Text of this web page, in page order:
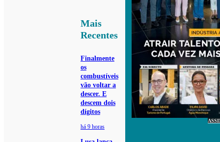
Mais
Recentes
Finalmente
os
combustíveis
vão voltar a
descer. E
descem dois
dígitos
há 9 horas